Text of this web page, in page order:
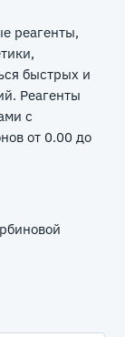
реагенты,
быстрых и
Реагенты
с
от 0.00 до